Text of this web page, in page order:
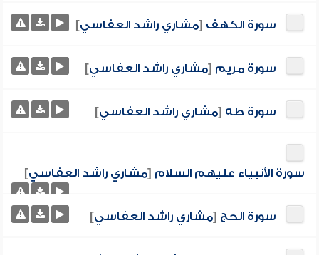
سورة الكهف [مشاري راشد العفاسي]
سورة مريم [مشاري راشد العفاسي]
سورة طه [مشاري راشد العفاسي]
سورة الأنبياء عليهم السلام [مشاري راشد العفاسي]
سورة الحج [مشاري راشد العفاسي]